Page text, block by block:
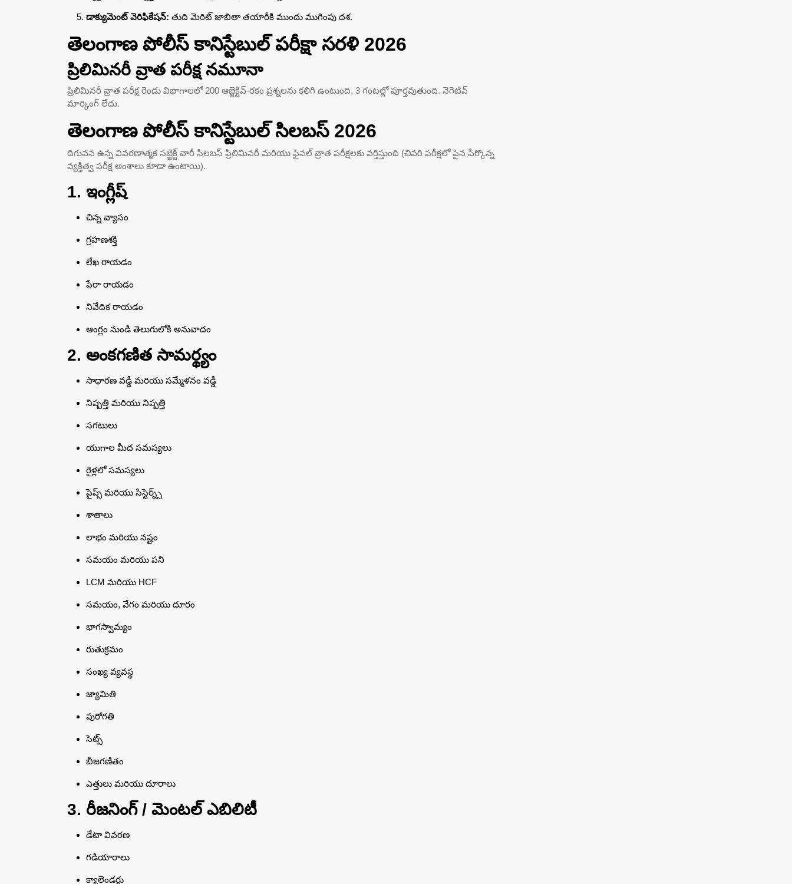
డాక్యుమెంట్ వెరిఫికేషన్: తుది మెరిట్ జాబితా తయారీకి ముందు ముగింపు దశ.
తెలంగాణ పోలీస్ కానిస్టేబుల్ పరీక్షా సరళి 2026
ప్రిలిమినరీ వ్రాత పరీక్ష నమూనా
ప్రిలిమినరీ వ్రాత పరీక్ష రెండు విభాగాలలో 200 ఆబ్జెక్టివ్-రకం ప్రశ్నలను కలిగి ఉంటుంది, 3 గంటల్లో పూర్తవుతుంది. నెగెటివ్
మార్కింగ్ లేదు.
తెలంగాణ పోలీస్ కానిస్టేబుల్ సిలబస్ 2026
దిగువన ఉన్న వివరణాత్మక సబ్జెక్ట్ వారీ సిలబస్ ప్రిలిమినరీ మరియు ఫైనల్ వ్రాత పరీక్షలకు వర్తిస్తుంది (చివరి పరీక్షలో పైన పేర్కొన్న
వ్యక్తిత్వ పరీక్ష అంశాలు కూడా ఉంటాయి).
1. ఇంగ్లీష్
చిన్న వ్యాసం
గ్రహణశక్తి
లేఖ రాయడం
పేరా రాయడం
నివేదిక రాయడం
ఆంగ్లం నుండి తెలుగులోకి అనువాదం
2. అంకగణిత సామర్థ్యం
సాధారణ వడ్డీ మరియు సమ్మేళనం వడ్డీ
నిష్పత్తి మరియు నిష్పత్తి
సగటులు
యుగాల మీద సమస్యలు
రైళ్లలో సమస్యలు
పైప్స్ మరియు సిస్టెర్న్స్
శాతాలు
లాభం మరియు నష్టం
సమయం మరియు పని
LCM మరియు HCF
సమయం, వేగం మరియు దూరం
భాగస్వామ్యం
రుతుక్రమం
సంఖ్య వ్యవస్థ
జ్యామితి
పురోగతి
సెట్స్
బీజగణితం
ఎత్తులు మరియు దూరాలు
3. రీజనింగ్ / మెంటల్ ఎబిలిటీ
డేటా వివరణ
గడియారాలు
క్యాలెండర్లు